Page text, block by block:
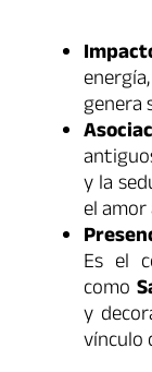
genera
y la
el
Es el
como
y
vínculo